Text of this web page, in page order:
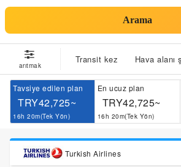
Arama
arıtmak
Transit kez Hava alanı
Tavsiye edilen plan
TRY42,725~
16h 20m(Tek Yön)
En ucuz plan
TRY42,725~
16h 20m(Tek Yön)
Turkish Airlines